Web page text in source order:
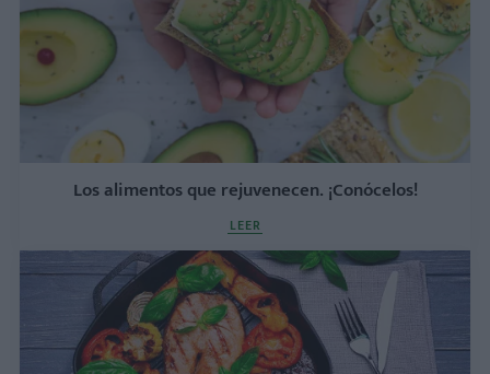
Los alimentos que rejuvenecen. ¡Conócelos!
LEER